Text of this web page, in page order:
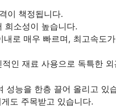
이 책정됩니다.
희소성이 높습니다.
로 매우 빠르며, 최고속도
인 재료 사용으로 독특한
성능을 한층 끌어 올리고 있
도 주목받고 있습니다.